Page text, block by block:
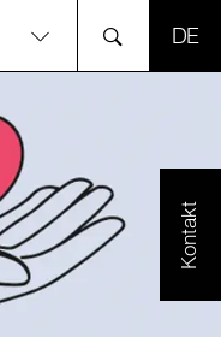
Kontakt